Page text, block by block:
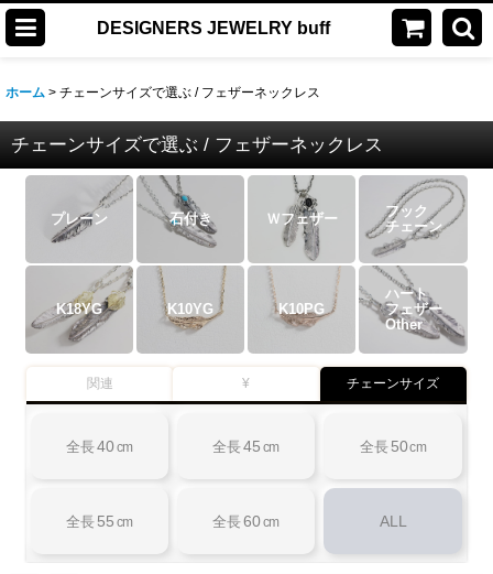
DESIGNERS JEWELRY buff
ホーム > チェーンサイズで選ぶ / フェザーネックレス
チェーンサイズで選ぶ / フェザーネックレス
プレーン 石付き Ｗフェザー
フック
チェーン
K18YG K10YG K10PG
ハート
フェザー
Other
関連 ¥ チェーンサイズ
全長40cm 全長45 cm 全長 50cm
全長 55 cm 全長60cm ALL